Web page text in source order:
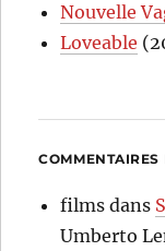
Nouvelle
Loveable
COMMENTAIRES
films dans
Umberto